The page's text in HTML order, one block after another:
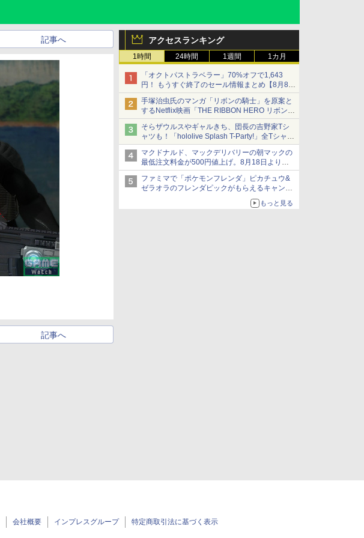
アクセスランキング
1時間 24時間 1週間 1カ月
「オクトパストラベラー」70%オフで1,643
円！ もうすぐ終了のセール情報まとめ【8月8日
更新】
ニンテンドーeショップでは「大神 絶景版」が
67%オフで990円
手塚治虫氏のマンガ「リボンの騎士」を原案と
するNetflix映画「THE RIBBON HERO リボンヒ
ーロー」本日配信開始
そらザウルスやギャルきち、団長の吉野家Tシ
ャツも！「hololive Splash T-Party!」全Tシャツ
ラインナップ公開＆オンライン販売開始
マクドナルド、マックデリバリーの朝マックの
最低注文料金が500円値上げ。8月18日より
1,500円から受付
ファミマで「ポケモンフレンダ」ピカチュウ&
ゼラオラのフレンダピックがもらえるキャンペ
もっと見る
記事へ
記事へ
会社概要 インプレスグループ 特定商取引法に基づく表示